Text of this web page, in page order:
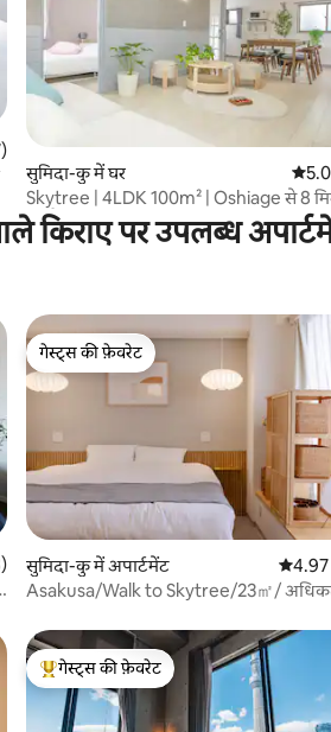
में से 4.96, 57 समीक्षाएँ
सुमिदा-कु में घर औसत
Skytree | 4LDK 100m² | Oshiage से 8
की पैदल दूरी पर
किराए पर उपलब्ध
से 4.89, 188 समीक्षाएँ
गेस्ट्स की फ़ेवरेट
गेस्ट्स की फ़ेवरेट
सुमिदा-कु में अपार्टमेंट औसत
Asakusa/Walk to Skytree/23㎡/
गेस्ट्स का टॉप फ़ेवरेट
गेस्ट्स की फ़ेवरेट